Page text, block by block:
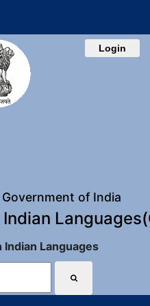
Login
of India
Languages